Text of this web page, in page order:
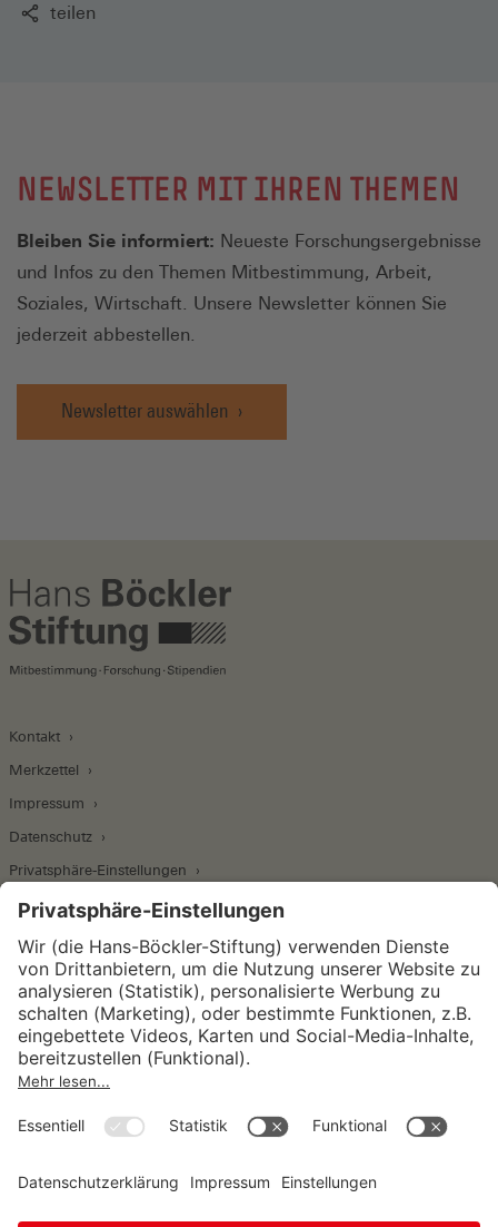
teilen
NEWSLETTER MIT IHREN THEMEN
Bleiben Sie informiert: Neueste Forschungsergebnisse
und Infos zu den Themen Mitbestimmung, Arbeit,
Soziales, Wirtschaft. Unsere Newsletter können Sie
jederzeit abbestellen.
Newsletter auswählen
Kontakt
Merkzettel
Impressum
Datenschutz
Privatsphäre-Einstellungen
Wirtschafts- und Sozialwissenschaftliches Institut
Institut für Makroökonomie und
Konjunkturforschung
Unternehmensführung